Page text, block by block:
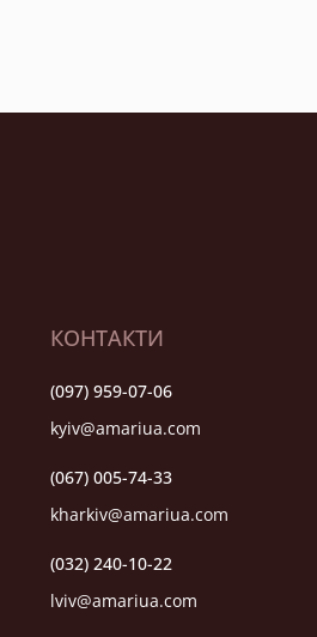
КОНТАКТИ
(097) 959-07-06
kyiv@amariua.com
(067) 005-74-33
kharkiv@amariua.com
(032) 240-10-22
lviv@amariua.com